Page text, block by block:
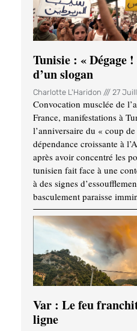
Tunisie : «
d’un slogan
Charlotte L'Haridon 27
Convocation musclée de
France, manifestations à
l’anniversaire du « coup
dépendance croissante à
après avoir concentré les
tunisien fait face à une
à des signes
basculement paraisse
Var : Le feu
ligne